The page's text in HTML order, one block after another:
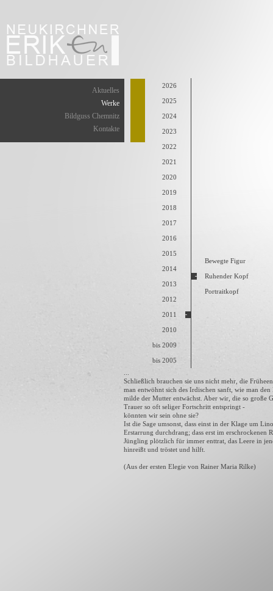
Aktuelles
Werke
Bildguss Chemnitz
Kontakte
2026
2025
2024
2023
2022
2021
2020
2019
2018
2017
2016
2015
2014
2013
2012
2011
2010
bis 2009
bis 2005
Bewegte Figur
Ruhender Kopf
Portraitkopf
Schließlich brauchen sie uns nicht mehr, die
man entwöhnt sich des Irdischen sanft, wie man den
milde der Mutter entwächst. Aber wir, die so große
Trauer so oft seliger Fortschritt entspringt -
könnten wir sein ohne sie?
Ist die Sage umsonst, dass einst in der Klage um
Erstarrung durchdrang; dass erst im erschrockenen
Jüngling plötzlich für immer enttrat, das Leere in
hinreißt und tröstet und hilft.
(Aus der ersten Elegie von Rainer Maria Rilke)